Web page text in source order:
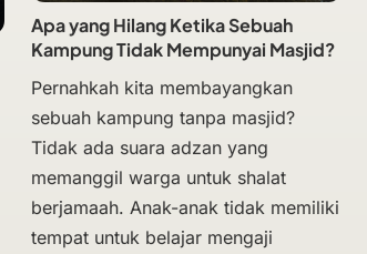
Apa yang Hilang Ketika Sebuah
Kampung Tidak Mempunyai Masjid?
Pernahkah kita membayangkan
sebuah kampung tanpa masjid?
Tidak ada suara adzan yang
memanggil warga untuk shalat
berjamaah. Anak-anak tidak memiliki
tempat untuk belajar mengaji